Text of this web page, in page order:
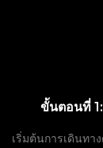
ขั้นตอนที่
เริ่มต้นการเดินทา